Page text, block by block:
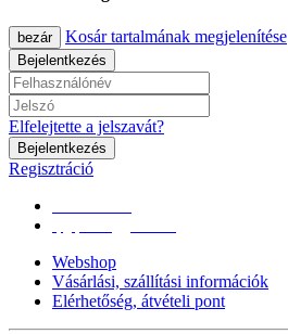
bezár Kosár tartalmának megjelenítése
Bejelentkezés
Elfelejtette a jelszavát?
Bejelentkezés
Regisztráció
Webshop
Vásárlási, szállítási információk
Elérhetőség, átvételi pont